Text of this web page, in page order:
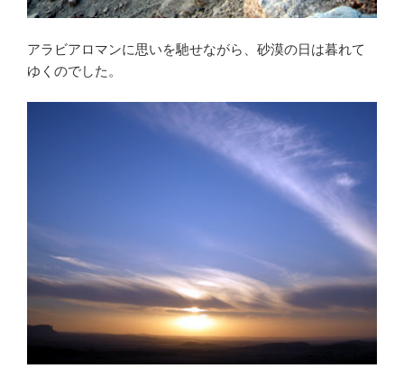
アラビアロマンに思いを馳せながら、砂漠の日は暮れて
ゆくのでした。